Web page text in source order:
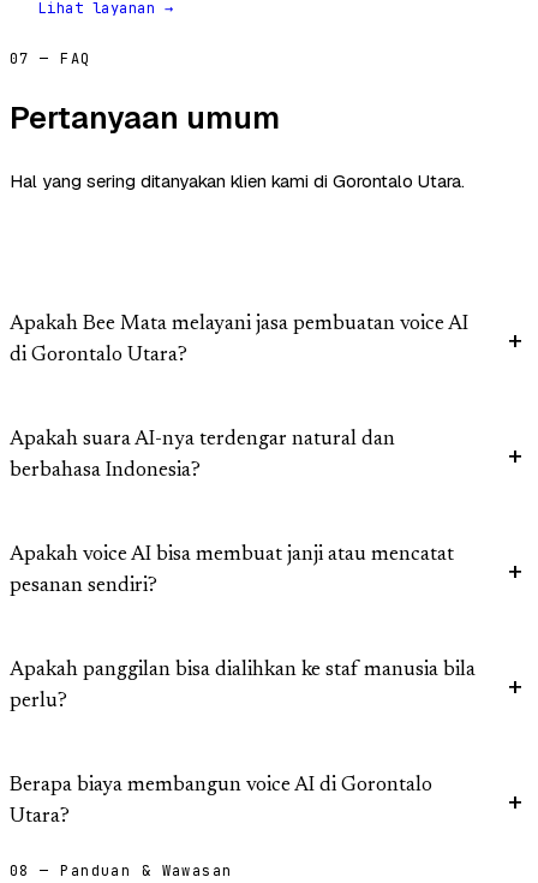
Lihat layanan →
07 — FAQ
Pertanyaan umum
Hal yang sering ditanyakan klien kami di Gorontalo Utara.
Apakah Bee Mata melayani jasa pembuatan voice AI
di Gorontalo Utara?
Apakah suara AI-nya terdengar natural dan
berbahasa Indonesia?
Apakah voice AI bisa membuat janji atau mencatat
pesanan sendiri?
Apakah panggilan bisa dialihkan ke staf manusia bila
perlu?
Berapa biaya membangun voice AI di Gorontalo
Utara?
08 — Panduan & Wawasan